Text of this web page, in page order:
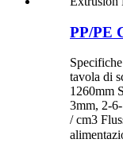
PP/PE
tavola di
1260mm
3mm, 2-
/ cm3